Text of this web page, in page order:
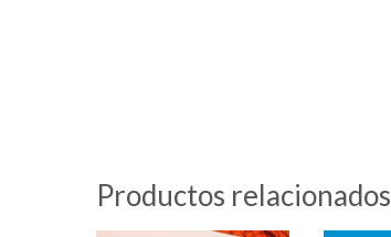
Productos relacionados